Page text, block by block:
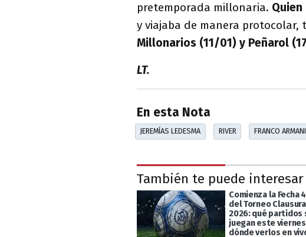
pretemporada millonaria.
y viajaba de manera
Millonarios (11/01) y Peñarol
LT.
En esta Nota
JEREMÍAS LEDESMA RIVER FRANCO ARMANI
También te puede interesar
Comienza la Fecha 4
del Torneo Clausura
2026: qué partidos
juegan este
dónde verlos en